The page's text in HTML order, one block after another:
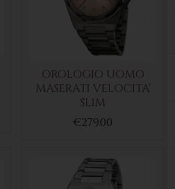
OROLOGIO UOMO
MASERATI VELOCITA'
SLIM
€279.00